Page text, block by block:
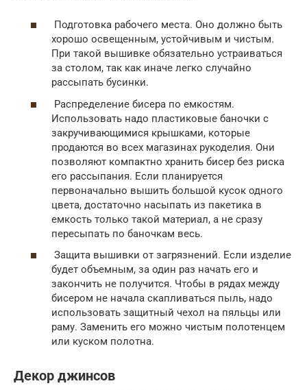
Подготовка рабочего места. Оно должно быть
хорошо освещенным, устойчивым и чистым.
При такой вышивке обязательно устраиваться
за столом, так как иначе легко случайно
рассыпать бусинки.
Распределение бисера по емкостям.
Использовать надо пластиковые баночки с
закручивающимися крышками, которые
продаются во всех магазинах рукоделия. Они
позволяют компактно хранить бисер без риска
его рассыпания. Если планируется
первоначально вышить большой кусок одного
цвета, достаточно насыпать из пакетика в
емкость только такой материал, а не сразу
пересыпать по баночкам весь.
Защита вышивки от загрязнений. Если изделие
будет объемным, за один раз начать его и
закончить не получится. Чтобы в рядах между
бисером не начала скапливаться пыль, надо
использовать защитный чехол на пяльцы или
раму. Заменить его можно чистым полотенцем
или куском полотна.
Декор джинсов